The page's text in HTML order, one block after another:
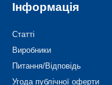
Інформація
Статті
Виробники
Питання/Відповідь
Угода публічної оферти